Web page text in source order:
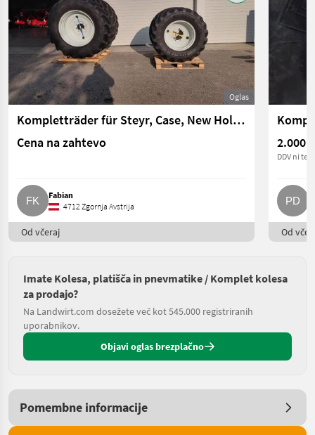
Oglas
Kompletträder für Steyr, Case, New Holland
Cena na zahtevo
Fabian
4712 Zgornja Avstrija
Od včeraj
2.000 €
DDV ni
Od
Imate Kolesa, platišča in pnevmatike / Komplet kolesa
za prodajo?
Na Landwirt.com dosežete več kot 545.000 registriranih
uporabnikov.
Objavi oglas brezplačno
Pomembne informacije